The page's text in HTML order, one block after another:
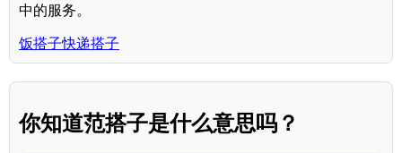
中的服务。
饭搭子快递搭子
你知道范搭子是什么意思吗？